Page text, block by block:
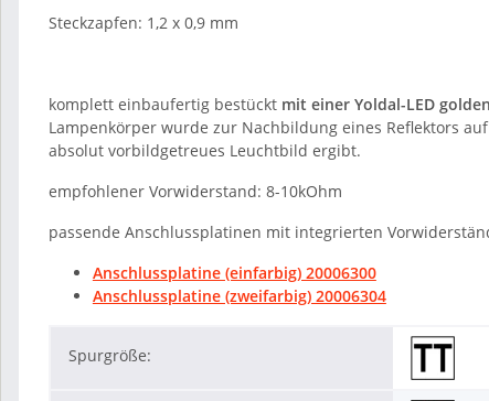
Steckzapfen: 1,2 x 0,9 mm
komplett einbaufertig bestückt mit einer Yoldal-LED
Lampenkörper wurde zur Nachbildung eines Reflektors
absolut vorbildgetreues Leuchtbild ergibt.
empfohlener Vorwiderstand: 8-10kOhm
passende Anschlussplatinen mit integrierten
Anschlussplatine (einfarbig) 20006300
Anschlussplatine (zweifarbig) 20006304
Spurgröße: